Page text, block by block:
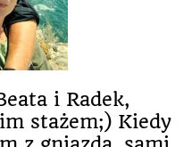
i Radek,
stażem;) Kiedy